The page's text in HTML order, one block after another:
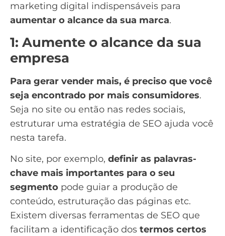
marketing digital indispensáveis para
aumentar o alcance da sua marca.
1: Aumente o alcance da sua
empresa
Para gerar vender mais, é preciso que você
seja encontrado por mais consumidores.
Seja no site ou então nas redes sociais,
estruturar uma estratégia de SEO ajuda você
nesta tarefa.
No site, por exemplo, definir as palavras-
chave mais importantes para o seu
segmento pode guiar a produção de
conteúdo, estruturação das páginas etc.
Existem diversas ferramentas de SEO que
facilitam a identificação dos termos certos